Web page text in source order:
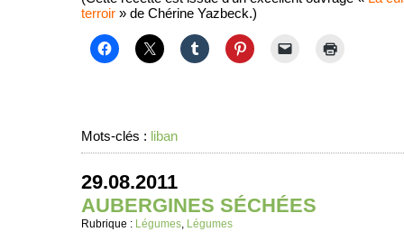
terroir » de Chérine Yazbeck.)
Mots-clés : liban
29.08.2011
AUBERGINES SÉCHÉES
Rubrique : Légumes, Légumes